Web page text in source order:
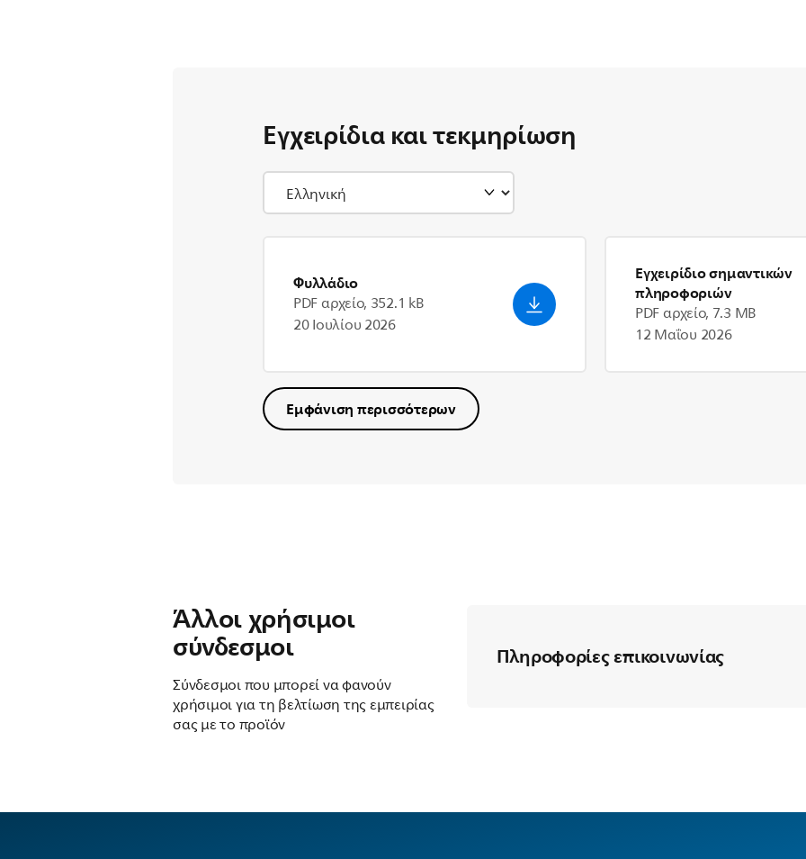
Εγχειρίδια και τεκμηρίωση
Φυλλάδιο
PDF αρχείο, 352.1 kB
20 Ιουλίου 2026
Εγχειρίδιο σημαντικών
πληροφοριών
PDF αρχείο, 7.3 MB
12 Μαΐου 2026
Εμφάνιση περισσότερων
Άλλοι χρήσιμοι
σύνδεσμοι
Σύνδεσμοι που μπορεί να φανούν
χρήσιμοι για τη βελτίωση της εμπειρίας
σας με το προϊόν
Πληροφορίες επικοινωνίας